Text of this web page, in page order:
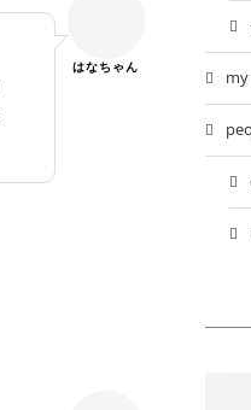
はなちゃん